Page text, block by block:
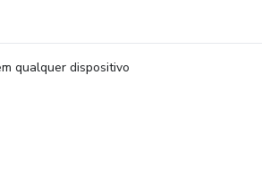
qualquer dispositivo